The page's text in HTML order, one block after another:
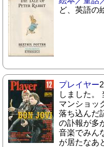
ど、英語の
プレイヤー
しました。
マンショッ
落ち込んだ
の訃報が多
音楽でみん
が居たなあ